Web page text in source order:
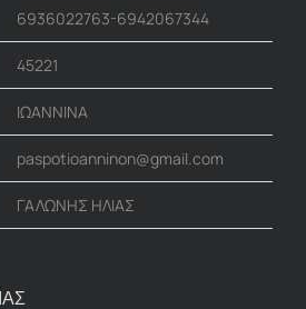
6936022763-6942067344
45221
ΙΩΑΝΝΙΝΑ
paspotioanninon@gmail.com
ΓΑΛΩΝΗΣ ΗΛΙΑΣ